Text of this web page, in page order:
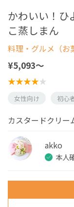
かわいい！ひ
こ蒸しまん
料理・グルメ（お
¥5,093〜
女性向け 初心
カスタードクリー
akko
本人